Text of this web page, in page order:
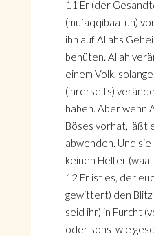
11 Er (der
(mu`aqqibaatun)
ihn auf Allahs
behüten. Allah
einem Volk,
(ihrerseits)
haben. Aber wenn
Böses vorhat, läßt
abwenden. Und
keinen Helfer
12 Er ist es, der
gewittert) den Blitz
seid ihr) in Furcht
oder sonstwie